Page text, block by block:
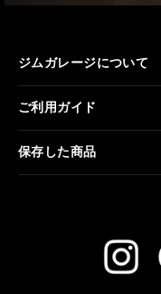
ジムガレージについて
ご利用ガイド
保存した商品